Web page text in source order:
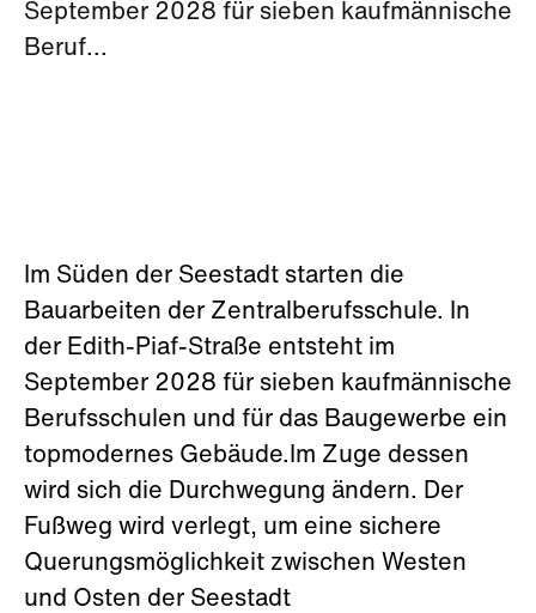
September 2028 für sieben kaufmännische
Beruf...
Im Süden der Seestadt starten die
Bauarbeiten der Zentralberufsschule. In
der Edith-Piaf-Straße entsteht im
September 2028 für sieben kaufmännische
Berufsschulen und für das Baugewerbe ein
topmodernes Gebäude.Im Zuge dessen
wird sich die Durchwegung ändern. Der
Fußweg wird verlegt, um eine sichere
Querungsmöglichkeit zwischen Westen
und Osten der Seestadt